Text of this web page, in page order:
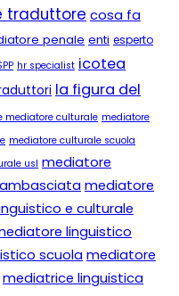
traduttore cosa fa
penale enti esperto
hr specialist icotea
la figura del
mediatore culturale mediatore
mediatore culturale scuola
usl mediatore
mediatore
e culturale
linguistico
scuola mediatore
mediatrice linguistica